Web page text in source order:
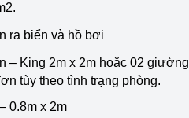
ra biển và hồ bơi
– King 2m x 2m hoặc 02 giường
tùy theo tình trạng phòng.
0.8m x 2m